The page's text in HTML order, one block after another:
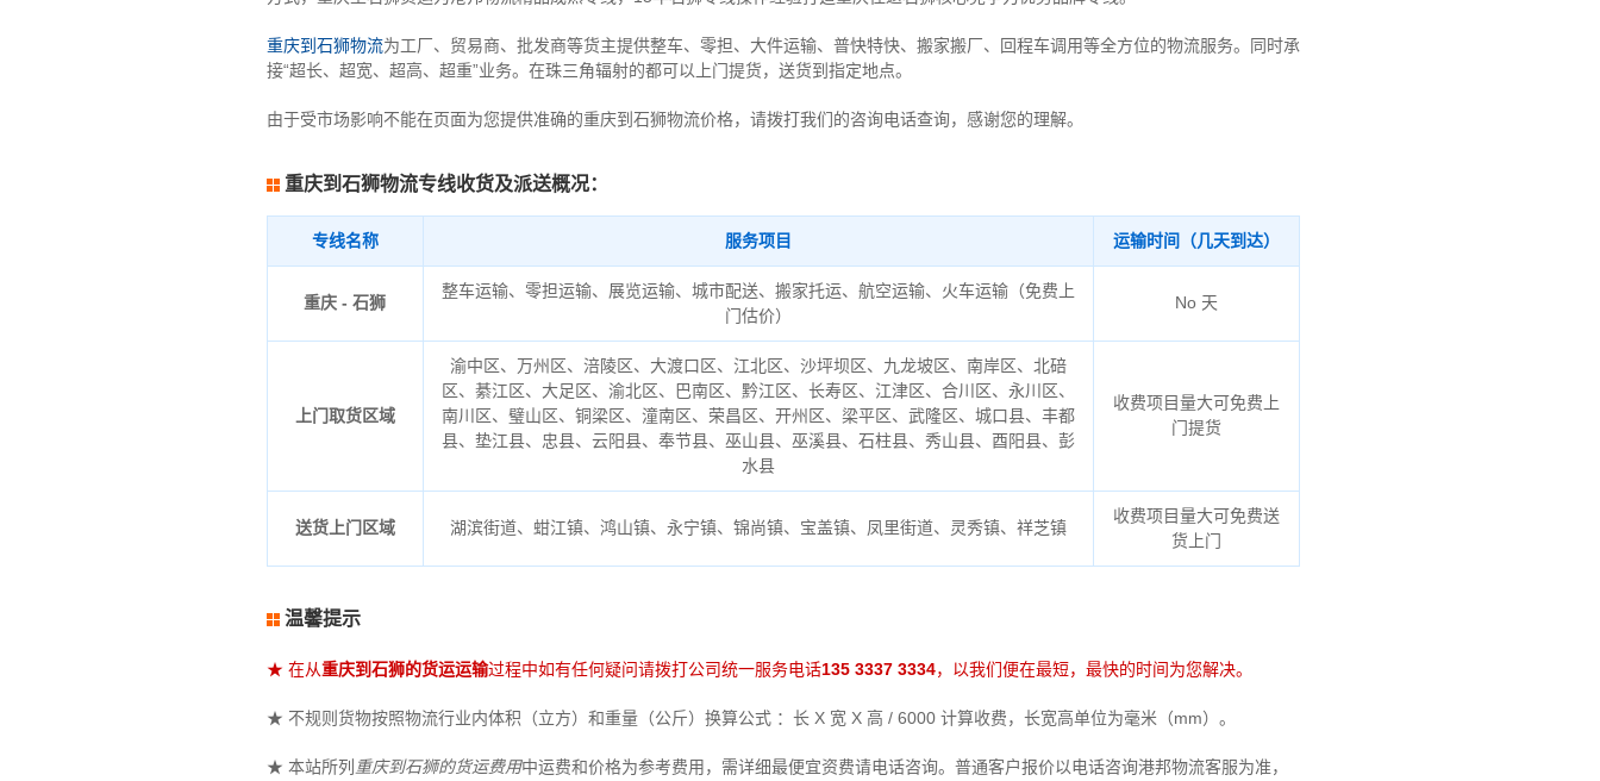
重庆到石狮物流为工厂、贸易商、批发商等货主提供整车、零担、大件运输、普快特快、搬家搬厂、回程车调用等全方位的物流服务。同时承
接“超长、超宽、超高、超重”业务。在珠三角辐射的都可以上门提货，送货到指定地点。
由于受市场影响不能在页面为您提供准确的重庆到石狮物流价格，请拨打我们的咨询电话查询，感谢您的理解。
重庆到石狮物流专线收货及派送概况：
专线名称 服务项目 运输时间（几天到达）
重庆 - 石狮
整车运输、零担运输、展览运输、城市配送、搬家托运、航空运输、火车运输（免费上
门估价）
No 天
上门取货区域
渝中区、万州区、涪陵区、大渡口区、江北区、沙坪坝区、九龙坡区、南岸区、北碚
区、綦江区、大足区、渝北区、巴南区、黔江区、长寿区、江津区、合川区、永川区、
南川区、璧山区、铜梁区、潼南区、荣昌区、开州区、梁平区、武隆区、城口县、丰都
县、垫江县、忠县、云阳县、奉节县、巫山县、巫溪县、石柱县、秀山县、酉阳县、彭
水县
收费项目量大可免费上
门提货
送货上门区域 湖滨街道、蚶江镇、鸿山镇、永宁镇、锦尚镇、宝盖镇、凤里街道、灵秀镇、祥芝镇
收费项目量大可免费送
货上门
温馨提示
★ 在从重庆到石狮的货运运输过程中如有任何疑问请拨打公司统一服务电话135 3337 3334，以我们便在最短，最快的时间为您解决。
★ 不规则货物按照物流行业内体积（立方）和重量（公斤）换算公式 ：长 X 宽 X 高 / 6000 计算收费，长宽高单位为毫米（mm）。
★ 本站所列 重庆到石狮的货运费用中运费和价格为参考费用，需详细最便宜资费请电话咨询。普通客户报价以电话咨询港邦物流客服为准，